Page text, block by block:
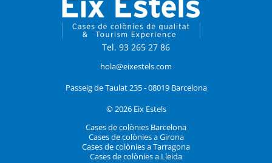
Tel. 93 265 27 86
hola@eixestels.com
Passeig de Taulat 235 - 08019 Barcelona
© 2026 Eix Estels
Cases de colònies Barcelona
Cases de colònies a Girona
Cases de colònies a Tarragona
Cases de colònies a Lleida